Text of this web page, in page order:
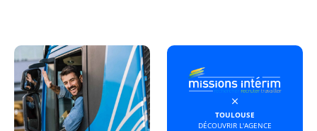
TOULOUSE
DÉCOUVRIR L'AGENCE